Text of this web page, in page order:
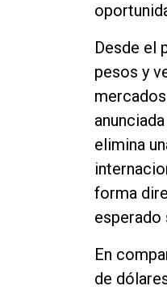
Desde el
pesos y
elimina
forma
esperado
En
de